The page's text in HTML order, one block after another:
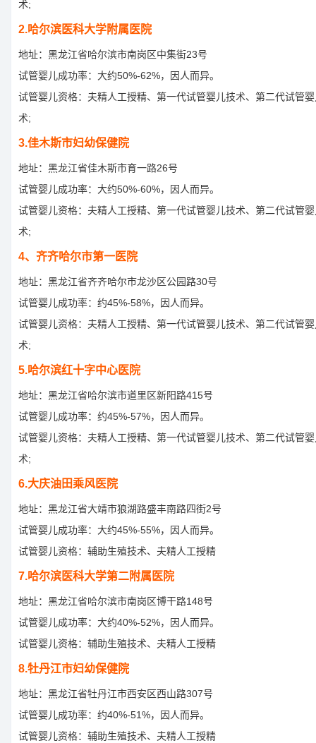
术;
2.哈尔滨医科大学附属医院
地址：黑龙江省哈尔滨市南岗区中集街23号
试管婴儿成功率：大约50%-62%，因人而异。
试管婴儿资格：夫精人工授精、第一代试管婴儿技术、第二代试管
术;
3.佳木斯市妇幼保健院
地址：黑龙江省佳木斯市育一路26号
试管婴儿成功率：大约50%-60%，因人而异。
试管婴儿资格：夫精人工授精、第一代试管婴儿技术、第二代试管
术;
4、齐齐哈尔市第一医院
地址：黑龙江省齐齐哈尔市龙沙区公园路30号
试管婴儿成功率：约45%-58%，因人而异。
试管婴儿资格：夫精人工授精、第一代试管婴儿技术、第二代试管
术;
5.哈尔滨红十字中心医院
地址：黑龙江省哈尔滨市道里区新阳路415号
试管婴儿成功率：约45%-57%，因人而异。
试管婴儿资格：夫精人工授精、第一代试管婴儿技术、第二代试管
术;
6.大庆油田乘风医院
地址：黑龙江省大靖市狼湖路盛丰南路四街2号
试管婴儿成功率：大约45%-55%，因人而异。
试管婴儿资格：辅助生殖技术、夫精人工授精
7.哈尔滨医科大学第二附属医院
地址：黑龙江省哈尔滨市南岗区博干路148号
试管婴儿成功率：大约40%-52%，因人而异。
试管婴儿资格：辅助生殖技术、夫精人工授精
8.牡丹江市妇幼保健院
地址：黑龙江省牡丹江市西安区西山路307号
试管婴儿成功率：约40%-51%，因人而异。
试管婴儿资格：辅助生殖技术、夫精人工授精